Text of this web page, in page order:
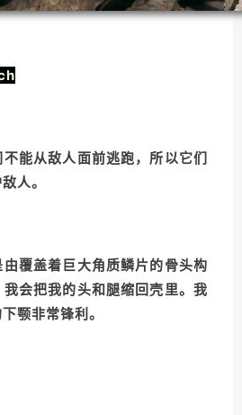
能从敌人面前逃跑，所以它们
人。
覆盖着巨大角质鳞片的骨头构
会把我的头和腿缩回壳里。我
颚非常锋利。